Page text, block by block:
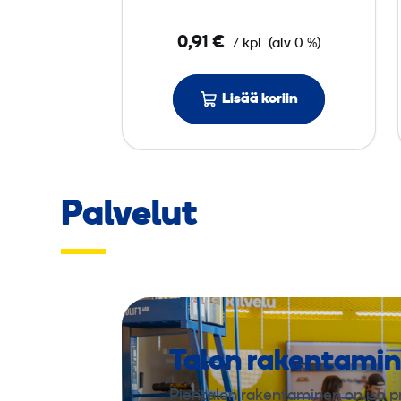
k
a
1
8
0,91 € / kpl (alv 0 %)
Lisää koriin
Palvelut
Talon
Pientalon rakentaminen on iso